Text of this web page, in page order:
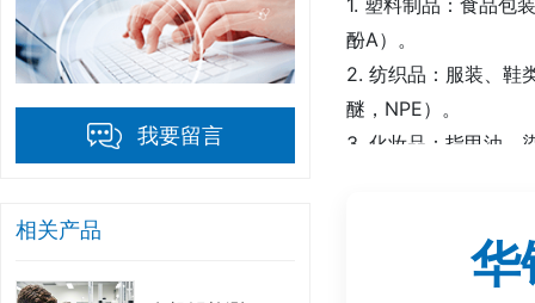
我要留言
相关产品
1. 塑料制品：食品包
酚A）。
2. 纺织品：服装、鞋
醚，NPE）。
3. 化妆品：指甲油、
6. 工业产品：染料
华